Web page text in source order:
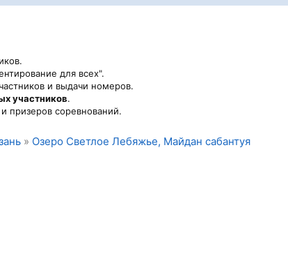
для всех".
и выдачи номеров.
участников.
призеров соревнований.
» Озеро Светлое Лебяжье, Майдан сабантуя